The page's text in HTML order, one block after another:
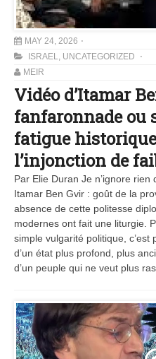
MAY 24, 2026
ISRAEL, UNCATEGORIZED
MEIR
Vidéo d’Itamar
fanfaronnade ou
fatigue
l’injonction de
Par Elie Duran Je n’ignore
Itamar Ben Gvir : goût de la
absence de cette politesse
modernes ont fait une liturgie.
simple vulgarité politique, c’est
d’un état plus profond, plus
d’un peuple qui ne veut plus